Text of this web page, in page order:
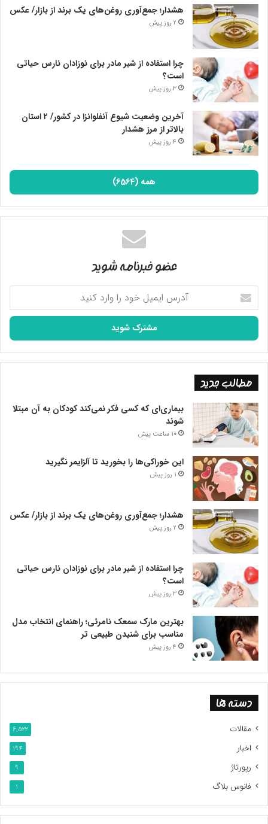
هشدار؛ جمع‌آوری روغن‌های یک برند از بازار/ عکس
2 روز پیش
چرا استفاده از شیر مادر برای نوزادان نارس حیاتی
است؟
3 روز پیش
آخرین وضعیت شیوع آنفلوانزا در کشور/ ۲ استان
بالاتر از مرز هشدار
4 روز پیش
همه (6564)
عضو خبرنامه شوید
آدرس
ایمیل
خود
وارد
کنید
مطالب جدید
بیماری‌ای که کسی فکر نمی‌کند کودکان به آن مبتلا
شوند
10 ساعت پیش
این خوراکی‌ها را بخورید تا آلزایمر نگیرید
1 روز پیش
هشدار؛ جمع‌آوری روغن‌های یک برند از بازار/ عکس
2 روز پیش
چرا استفاده از شیر مادر برای نوزادان نارس حیاتی
است؟
3 روز پیش
بهترین مارک سمعک نامرئی؛ راهنمای انتخاب مدل
مناسب برای شنیدن طبیعی تر
4 روز پیش
دسته ها
مقالات 6,522
اخبار 194
رپورتاژ 9
فانوس بلاگ 1